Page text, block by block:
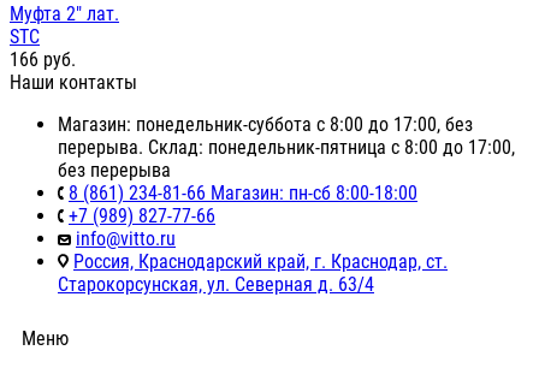
Муфта 2" лат.
STC
166 руб.
Наши контакты
Магазин: понедельник-суббота с 8:00 до 17:00, без
перерыва. Склад: понедельник-пятница с 8:00 до 17:00,
без перерыва
8 (861) 234-81-66 Магазин: пн-сб 8:00-18:00
+7 (989) 827-77-66
info@vitto.ru
Россия, Краснодарский край, г. Краснодар, ст.
Старокорсунская, ул. Северная д. 63/4
Меню